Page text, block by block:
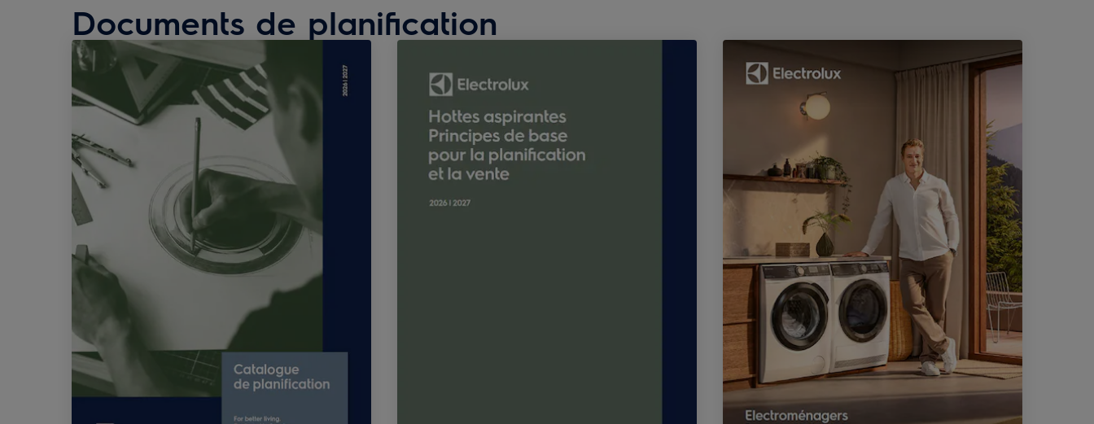
Documents de planification